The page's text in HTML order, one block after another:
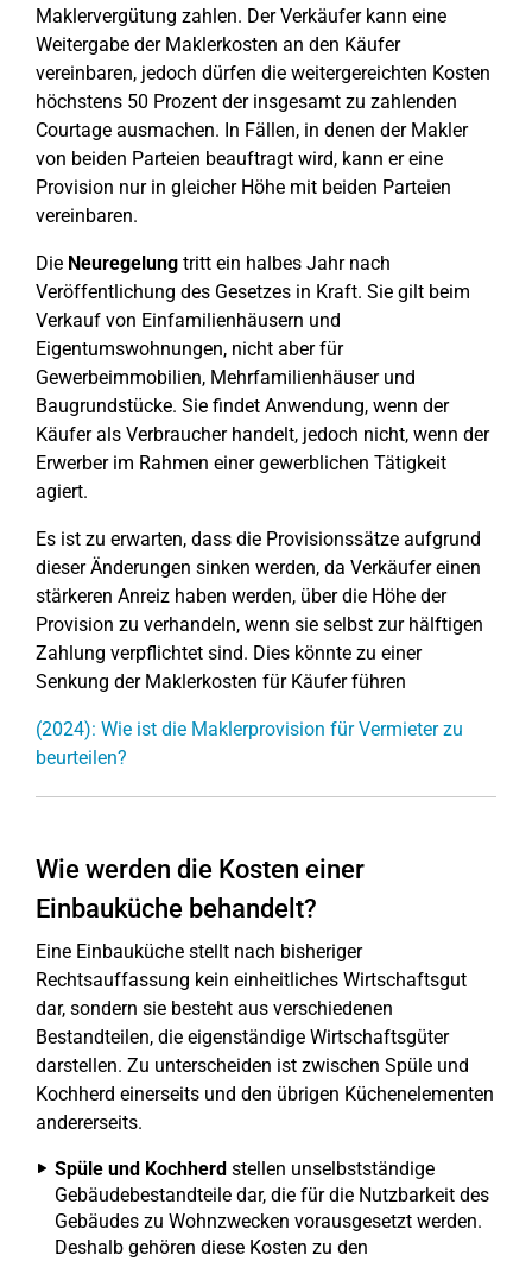
Maklervergütung zahlen. Der Verkäufer kann eine
Weitergabe der Maklerkosten an den Käufer
vereinbaren, jedoch dürfen die weitergereichten Kosten
höchstens 50 Prozent der insgesamt zu zahlenden
Courtage ausmachen. In Fällen, in denen der Makler
von beiden Parteien beauftragt wird, kann er eine
Provision nur in gleicher Höhe mit beiden Parteien
vereinbaren.
Die Neuregelung tritt ein halbes Jahr nach
Veröffentlichung des Gesetzes in Kraft. Sie gilt beim
Verkauf von Einfamilienhäusern und
Eigentumswohnungen, nicht aber für
Gewerbeimmobilien, Mehrfamilienhäuser und
Baugrundstücke. Sie findet Anwendung, wenn der
Käufer als Verbraucher handelt, jedoch nicht, wenn der
Erwerber im Rahmen einer gewerblichen Tätigkeit
agiert.
Es ist zu erwarten, dass die Provisionssätze aufgrund
dieser Änderungen sinken werden, da Verkäufer einen
stärkeren Anreiz haben werden, über die Höhe der
Provision zu verhandeln, wenn sie selbst zur hälftigen
Zahlung verpflichtet sind. Dies könnte zu einer
Senkung der Maklerkosten für Käufer führen
(2024): Wie ist die Maklerprovision für Vermieter zu
beurteilen?
Wie werden die Kosten einer
Einbauküche behandelt?
Eine Einbauküche stellt nach bisheriger
Rechtsauffassung kein einheitliches Wirtschaftsgut
dar, sondern sie besteht aus verschiedenen
Bestandteilen, die eigenständige Wirtschaftsgüter
darstellen. Zu unterscheiden ist zwischen Spüle und
Kochherd einerseits und den übrigen Küchenelementen
andererseits.
Spüle und Kochherd stellen unselbstständige
Gebäudebestandteile dar, die für die Nutzbarkeit des
Gebäudes zu Wohnzwecken vorausgesetzt werden.
Deshalb gehören diese Kosten zu den